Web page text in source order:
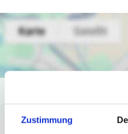
Zustimmung
Ich bin damit